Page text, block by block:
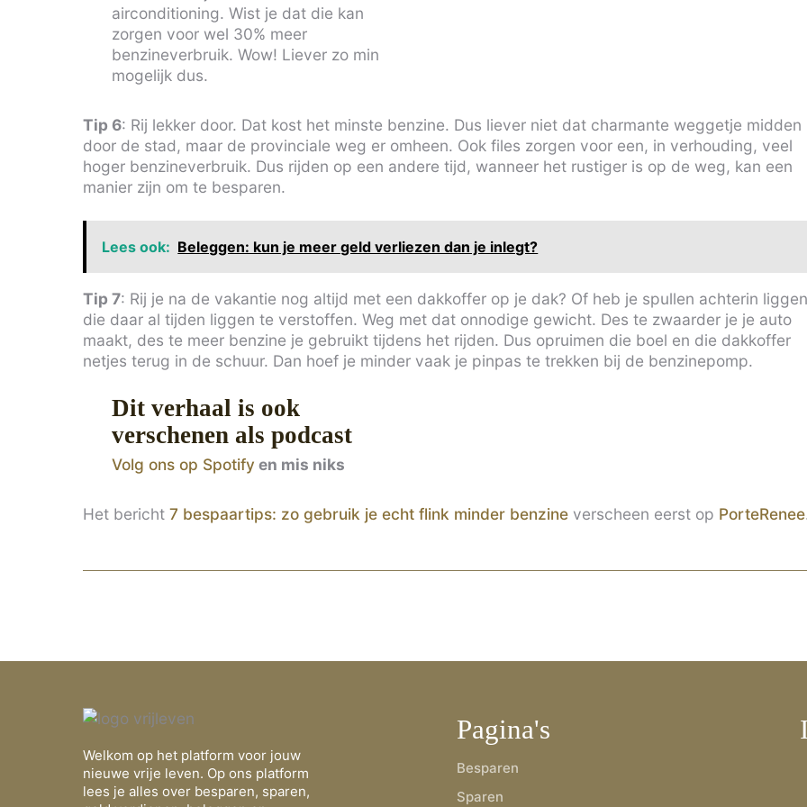
airconditioning. Wist je dat die kan
zorgen voor wel 30% meer
benzineverbruik. Wow! Liever zo min
mogelijk dus.
Tip 6: Rij lekker door. Dat kost het minste benzine. Dus liever niet dat charmante weggetje midden
door de stad, maar de provinciale weg er omheen. Ook files zorgen voor een, in verhouding, veel
hoger benzineverbruik. Dus rijden op een andere tijd, wanneer het rustiger is op de weg, kan een
manier zijn om te besparen.
Lees ook: Beleggen: kun je meer geld verliezen dan je inlegt?
Tip 7: Rij je na de vakantie nog altijd met een dakkoffer op je dak? Of heb je spullen achterin liggen
die daar al tijden liggen te verstoffen. Weg met dat onnodige gewicht. Des te zwaarder je je auto
maakt, des te meer benzine je gebruikt tijdens het rijden. Dus opruimen die boel en die dakkoffer
netjes terug in de schuur. Dan hoef je minder vaak je pinpas te trekken bij de benzinepomp.
Dit verhaal is ook
verschenen als podcast
Volg ons op Spotify en mis niks
Het bericht 7 bespaartips: zo gebruik je echt flink minder benzine verscheen eerst op PorteRenee
Welkom op het platform voor jouw
nieuwe vrije leven. Op ons platform
lees je alles over besparen, sparen,
Pagina's
Besparen
Sparen